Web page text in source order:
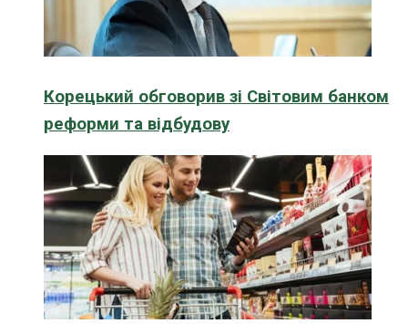
Корецький обговорив зі Світовим банком
реформи та відбудову